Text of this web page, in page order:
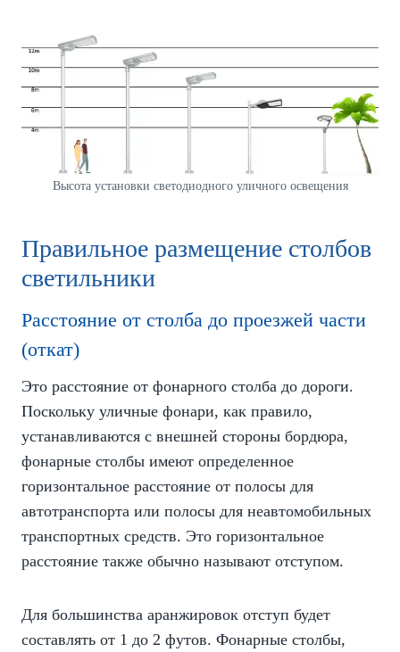
Высота установки светодиодного уличного освещения
Правильное размещение столбов
светильники
Расстояние от столба до проезжей части
(откат)
Это расстояние от фонарного столба до дороги.
Поскольку уличные фонари, как правило,
устанавливаются с внешней стороны бордюра,
фонарные столбы имеют определенное
горизонтальное расстояние от полосы для
автотранспорта или полосы для неавтомобильных
транспортных средств. Это горизонтальное
расстояние также обычно называют отступом.
Для большинства аранжировок отступ будет
составлять от 1 до 2 футов. Фонарные столбы,